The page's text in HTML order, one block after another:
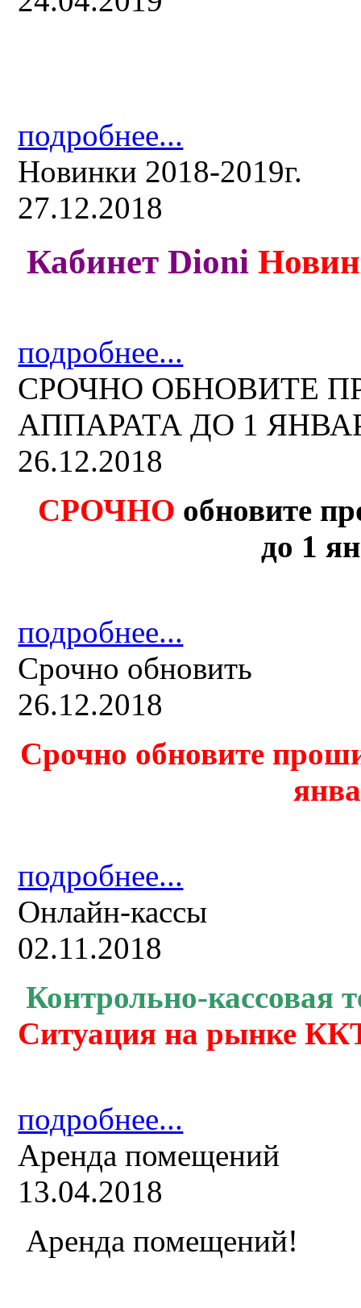
подробнее...
Новинки 2018-2019г.
27.12.2018
Кабинет Dioni
подробнее...
СРОЧНО ОБНОВИТЕ
АППАРАТА ДО 1
26.12.2018
СРОЧНО обновите
до 1
подробнее...
Срочно обновить
26.12.2018
Срочно обновите
подробнее...
Онлайн-кассы
02.11.2018
Контрольно-кассовая
Ситуация на рынке
подробнее...
Аренда помещений
13.04.2018
Аренда помещений!